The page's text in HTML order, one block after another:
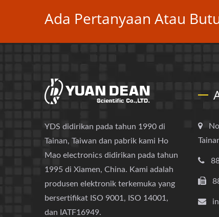
Ada Pertanyaan Atau
YDS didirikan pada tahun 1990 di
Tainan, Taiwan dan pabrik kami Ho
Mao electronics didirikan pada tahun
1995 di Xiamen, China. Kami adalah
produsen elektronik terkemuka yang
bersertifikat ISO 9001, ISO 14001,
dan IATF16949.